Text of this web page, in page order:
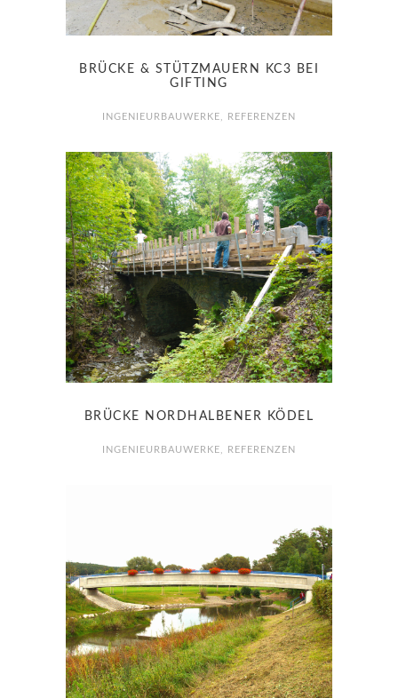
BRÜCKE & STÜTZMAUERN KC3 BEI
GIFTING
INGENIEURBAUWERKE REFERENZEN
BRÜCKE NORDHALBENER KÖDEL
INGENIEURBAUWERKE REFERENZEN